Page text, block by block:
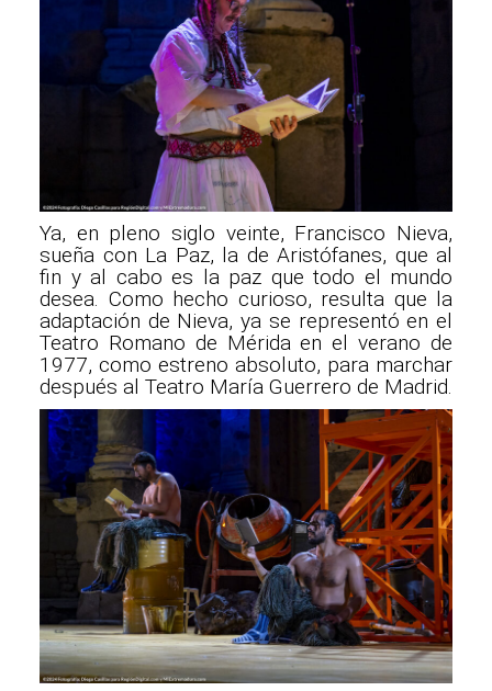
Ya, en pleno siglo veinte, Francisco Nieva,
sueña con La Paz, la de Aristófanes, que al
fin y al cabo es la paz que todo el mundo
desea. Como hecho curioso, resulta que la
adaptación de Nieva, ya se representó en el
Teatro Romano de Mérida en el verano de
1977, como estreno absoluto, para marchar
después al Teatro María Guerrero de Madrid.